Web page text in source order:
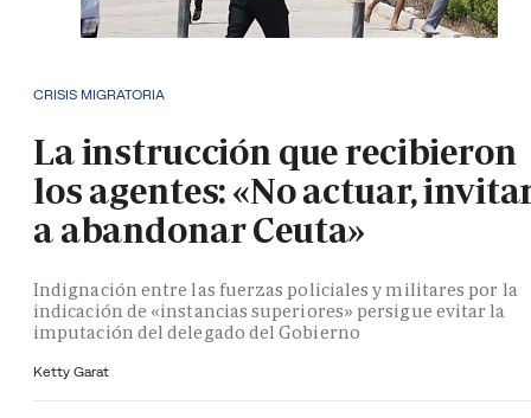
CRISIS MIGRATORIA
La instrucción que recibieron
los agentes: «No actuar,
a abandonar Ceuta»
Indignación entre las fuerzas policiales y militares por la
indicación de «instancias superiores» persigue evitar la
imputación del delegado del Gobierno
Ketty Garat